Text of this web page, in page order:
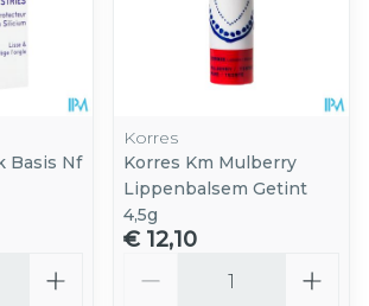
Basis Nf
Korres
Korres Km Mulberry
Lippenbalsem Getint
4,5g
€ 12,10